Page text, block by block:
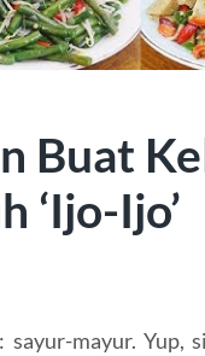
Buat
‘Ijo-Ijo’
mayur. Yup,